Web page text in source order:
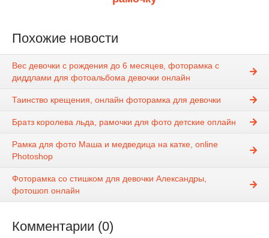
Похожие новости
Вес девочки с рождения до 6 месяцев, фоторамка с
диддлами для фотоальбома девочки онлайн
Таинство крещения, онлайн фоторамка для девочки
Братз королева льда, рамочки для фото детские оплайн
Рамка для фото Маша и медведица на катке, online
Photoshop
Фоторамка со стишком для девочки Александры,
фотошоп онлайн
Комментарии (0)